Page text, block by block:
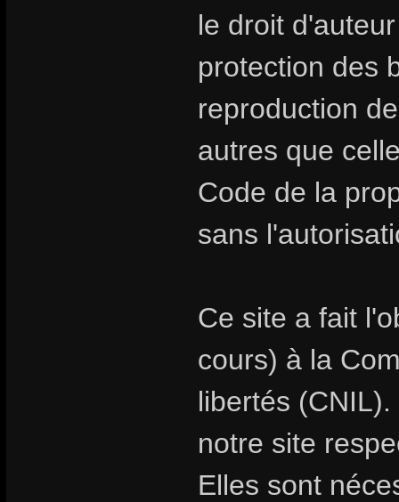
le droit
protection des
reproduction
autres que
Code de la
sans
Ce site a fait
cours) à la
libertés
notre site
Elles sont